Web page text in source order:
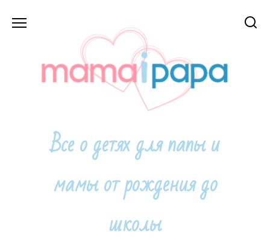
Все о детях для папы и
мамы от рождения до
школы